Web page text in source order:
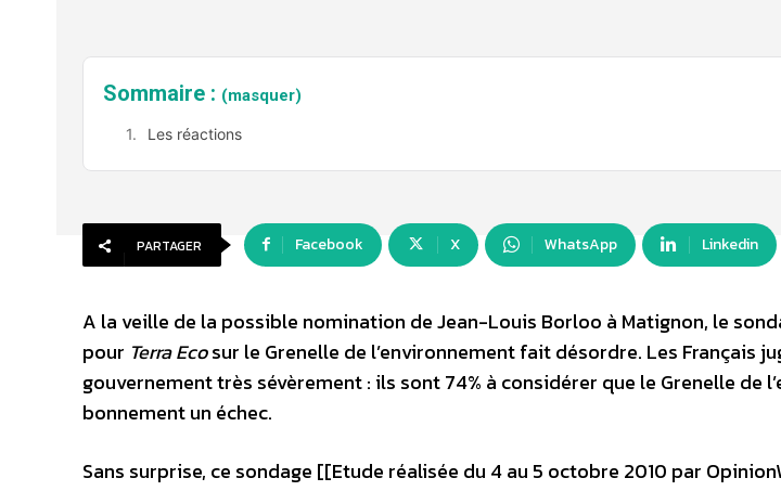
Sommaire : (masquer)
Les réactions
PARTAGER Facebook X WhatsApp Linkedin
A la veille de la possible nomination de Jean-Louis Borloo à Matignon, le
pour Terra Ecosur le Grenelle de l’environnement fait désordre. Les Français
gouvernement très sévèrement : ils sont 74% à considérer que le Grenelle de
bonnement un échec.
Sans surprise, ce sondage [[Etude réalisée du 4 au 5 octobre 2010 par